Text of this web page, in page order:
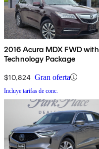
2016 Acura MDX FWD with
Technology Package
$10,824 Gran oferta
Incluye tarifas de conc.